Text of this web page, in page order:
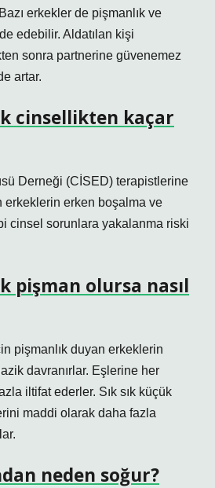
erkekler de pişmanlık ve
edebilir. Aldatılan kişi
sonra partnerine güvenemez
artar.
cinsellikten kaçar
Derneği (CİSED) terapistlerine
erkeklerin erken boşalma ve
cinsel sorunlara yakalanma riski
pişman olursa nasıl
pişmanlık duyan erkeklerin
davranırlar. Eşlerine her
iltifat ederler. Sık sık küçük
maddi olarak daha fazla
neden soğur?